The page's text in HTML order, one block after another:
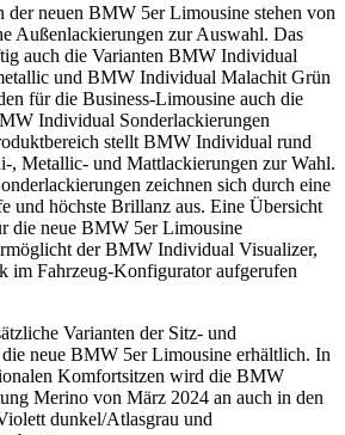
der neuen BMW 5er Limousine stehen von
Außenlackierungen zur Auswahl. Das
auch die Varianten BMW Individual
und BMW Individual Malachit Grün
für die Business-Limousine auch die
Individual Sonderlackierungen
stellt BMW Individual rund
, Metallic- und Mattlackierungen zur Wahl.
zeichnen sich durch eine
und höchste Brillanz aus. Eine Übersicht
die neue BMW 5er Limousine
der BMW Individual Visualizer,
im Fahrzeug-Konfigurator aufgerufen
Varianten der Sitz- und
neue BMW 5er Limousine erhältlich. In
Komfortsitzen wird die BMW
Merino von März 2024 an auch in den
dunkel/Atlasgrau und